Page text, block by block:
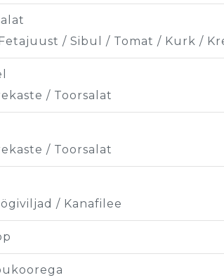
/ Sibul / Tomat / Kurk /
/ Toorsalat
/ Toorsalat
/ Kanafilee